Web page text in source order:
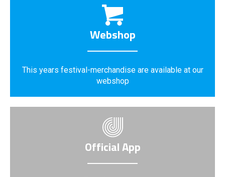
Webshop
This years festival-merchandise are available at our
webshop
Official App